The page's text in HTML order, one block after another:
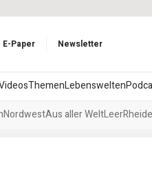
E-Paper Newsletter
ThemenLebenswelten
NordwestAus aller WeltLeer